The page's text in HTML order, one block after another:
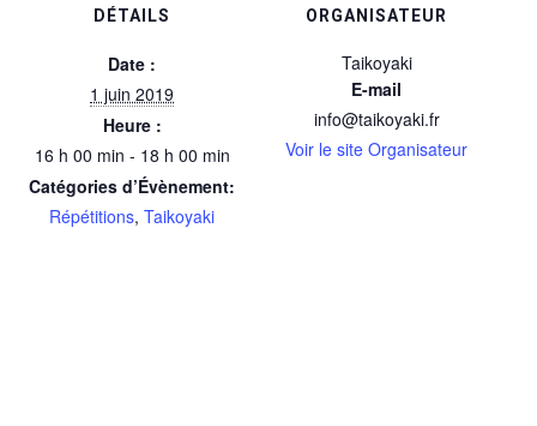
DÉTAILS
Date :
1 juin 2019
Heure :
16 h 00 min - 18 h 00 min
Catégories d’Évènement:
Répétitions, Taikoyaki
ORGANISATEUR
Taikoyaki
E-mail
info@taikoyaki.fr
Voir le site Organisateur